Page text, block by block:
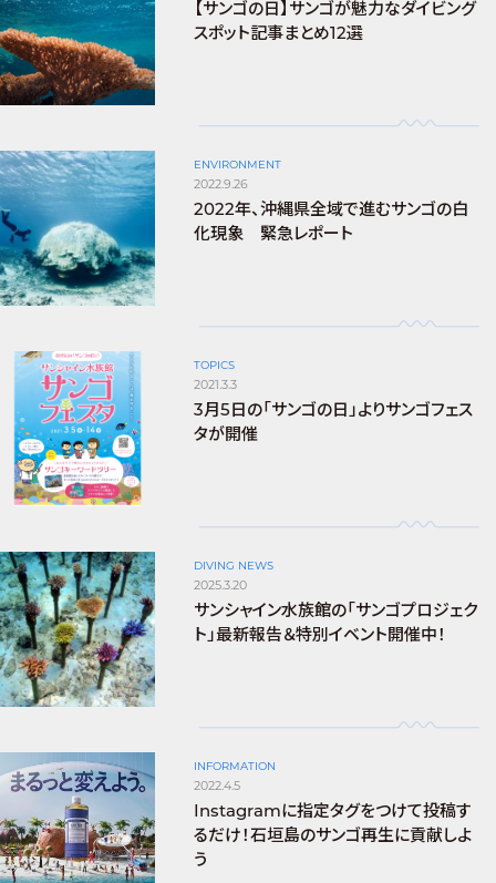
【サンゴの日】サンゴが魅力なダイビング
スポット記事まとめ12選
ENVIRONMENT
2022.9.26
2022年、沖縄県全域で進むサンゴの白
化現象 緊急レポート
TOPICS
2021.3.3
3月5日の「サンゴの日」よりサンゴフェス
タが開催
DIVING NEWS
2025.3.20
サンシャイン水族館の「サンゴプロジェク
ト」最新報告＆特別イベント開催中！
INFORMATION
2022.4.5
Instagramに指定タグをつけて投稿す
るだけ！石垣島のサンゴ再生に貢献しよ
う